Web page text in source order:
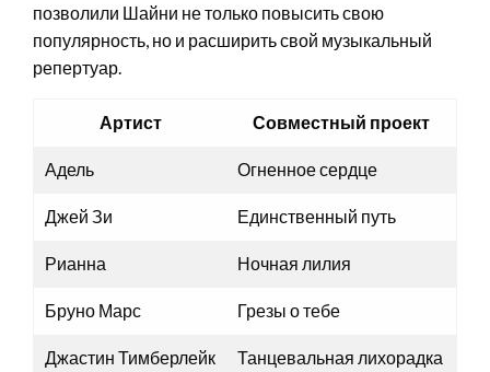
позволили Шайни не только повысить свою
популярность, но и расширить свой музыкальный
репертуар.
Артист Совместный проект
Адель Огненное сердце
Джей Зи Единственный путь
Рианна Ночная лилия
Бруно Марс Грезы о тебе
Джастин Тимберлейк Танцевальная лихорадка